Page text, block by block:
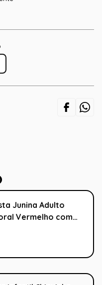
Junina Adulto
Vermelho com